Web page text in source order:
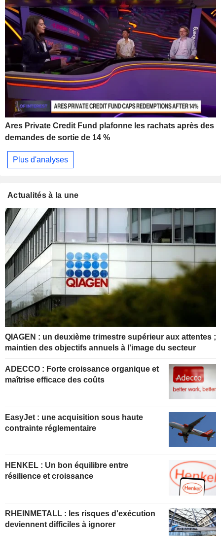
Ares Private Credit Fund plafonne les rachats après des
demandes de sortie de 14 %
Plus d'analyses
Actualités à la une
QIAGEN : un deuxième trimestre supérieur aux attentes ;
maintien des objectifs annuels à l'image du secteur
ADECCO : Forte croissance organique et
maîtrise efficace des coûts
EasyJet : une acquisition sous haute
contrainte réglementaire
HENKEL : Un bon équilibre entre
résilience et croissance
RHEINMETALL : les risques d'exécution
deviennent difficiles à ignorer